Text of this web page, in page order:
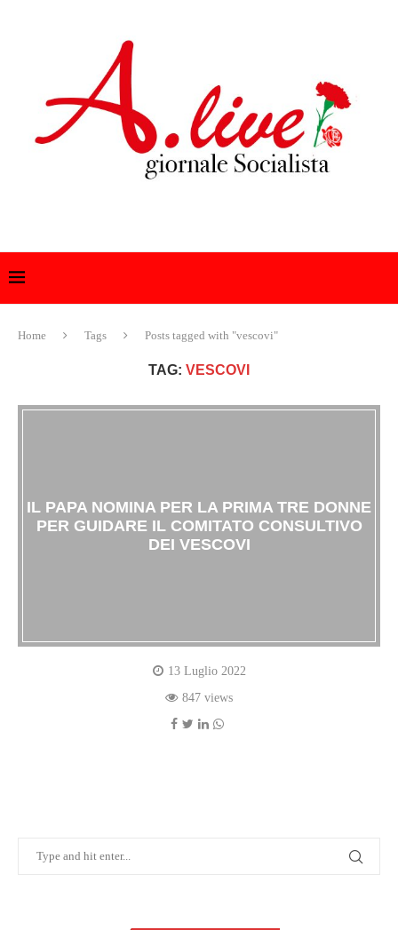
Home Tags Posts tagged with "vescovi"
TAG: VESCOVI
IL PAPA NOMINA PER LA PRIMA TRE DONNE
PER GUIDARE IL COMITATO CONSULTIVO
DEI VESCOVI
13 Luglio 2022
847 views